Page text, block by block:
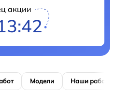
акции
Модели Наши работы